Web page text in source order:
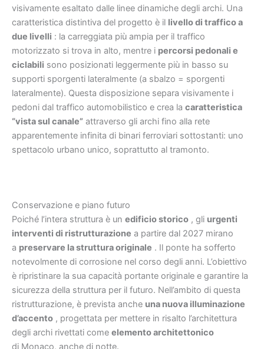
visivamente esaltato dalle linee dinamiche degli archi. Una
caratteristica distintiva del progetto è il livello di traffico a
due livelli : la carreggiata più ampia per il traffico
motorizzato si trova in alto, mentre i percorsi pedonali e
ciclabili sono posizionati leggermente più in basso su
supporti sporgenti lateralmente (a sbalzo = sporgenti
lateralmente). Questa disposizione separa visivamente i
pedoni dal traffico automobilistico e crea la caratteristica
“vista sul canale” attraverso gli archi fino alla rete
apparentemente infinita di binari ferroviari sottostanti: uno
spettacolo urbano unico, soprattutto al tramonto.
Conservazione e piano futuro
Poiché l’intera struttura è un edificio storico , gli urgenti
interventi di ristrutturazione a partire dal 2027 mirano
a preservare la struttura originale . Il ponte ha sofferto
notevolmente di corrosione nel corso degli anni. L’obiettivo
è ripristinare la sua capacità portante originale e garantire la
sicurezza della struttura per il futuro. Nell’ambito di questa
ristrutturazione, è prevista anche una nuova illuminazione
d’accento , progettata per mettere in risalto l’architettura
degli archi rivettati come elemento architettonico
di Monaco, anche di notte.